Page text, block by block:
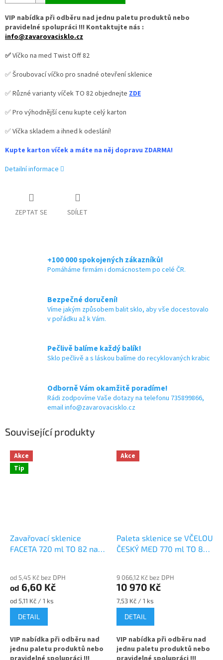
VIP nabídka při odběru nad jednu paletu produktů nebo
pravidelné spolupráci !!! Kontaktujte nás :
info@zavarovacisklo.cz
✅Víčko na med Twist Off 82
✅ Šroubovací víčko pro snadné otevření sklenice
✅ Různé varianty víček TO 82 objednejte ZDE
✅ Pro výhodnější cenu kupte celý karton
✅ Víčka skladem a ihned k odeslání!
Kupte karton víček a máte na něj dopravu ZDARMA!
Detailní informace
ZEPTAT SE SDÍLET
+100 000 spokojených zákazníků!
Pomáháme firmám i domácnostem po celé ČR.
Bezpečné doručení!
Víme jakým způsobem balit sklo, aby vše docestovalo
v pořádku až k Vám.
Pečlivě balíme každý balík!
Sklo pečlivě a s láskou balíme do recyklovaných krabic
Odborně Vám okamžitě poradíme!
Rádi zodpovíme Vaše dotazy na telefonu 735899866,
email info@zavarovacisklo.cz
Související produkty
Akce
Tip
Zavařovací sklenice
FACETA 720 ml TO 82 na
od 5,45 Kč bez DPH
od 6,60 Kč
Měrná
cena:
od 5,11 Kč / 1 ks
DETAIL
VIP nabídka při odběru nad
jednu paletu produktů nebo
Akce
Paleta sklenice se VČELOU
ČESKÝ MED 770 ml TO 82
9 066,12 Kč bez DPH
10 970 Kč
Měrná
cena:
7,53 Kč / 1 ks
DETAIL
VIP nabídka při odběru nad
jednu paletu produktů nebo